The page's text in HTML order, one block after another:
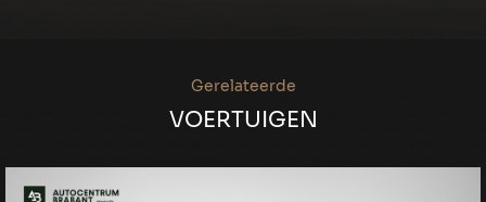
Gerelateerde
VOERTUIGEN